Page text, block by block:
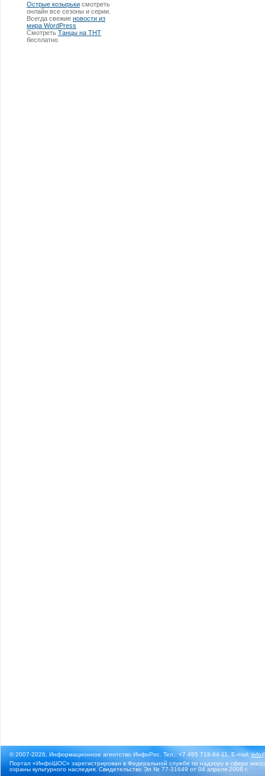
Острые козырьки смотреть
онлайн все сезоны и серии.
Всегда свежие новости из
мира WordPress
Смотреть Танцы на ТНТ
бесплатно
© 2007-2026, Информационное агентство ИнфоРос. Тел.: +7 495 718-84-11, E-mail:
Портал «ИнфоШОС» зарегистрирован в Федеральной службе по надзору в сфере
охраны культурного наследия. Свидетельство Эл № 77-31649 от 04 апреля 2008 г.